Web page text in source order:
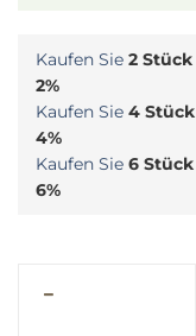
Kaufen Sie 2 Stück
2%
Kaufen Sie 4 Stück
4%
Kaufen Sie 6 Stück
6%